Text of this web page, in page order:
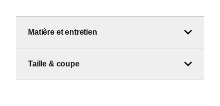
Matière et entretien
Taille & coupe